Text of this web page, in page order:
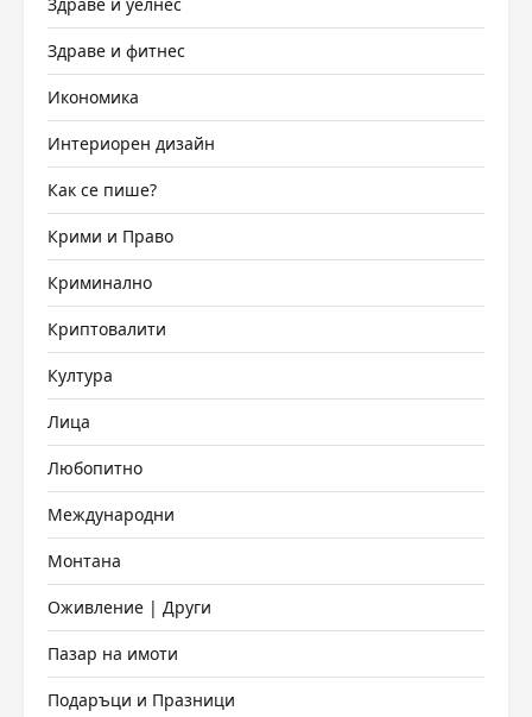
Здраве и фитнес
Икономика
Интериорен дизайн
Как се пише?
Крими и Право
Криминално
Криптовалити
Култура
Лица
Любопитно
Международни
Монтана
Оживление | Други
Пазар на имоти
Подаръци и Празници